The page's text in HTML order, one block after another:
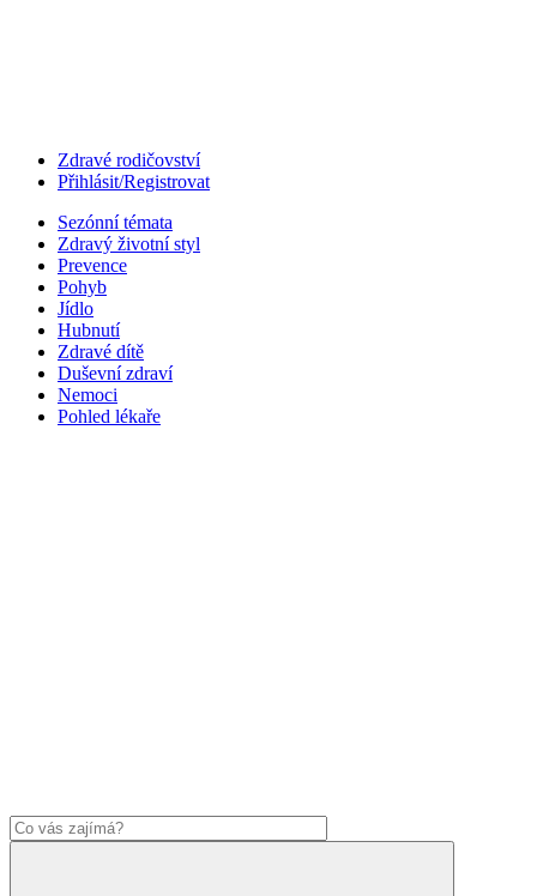
Zdravé rodičovství
Přihlásit/Registrovat
Sezónní témata
Zdravý životní styl
Prevence
Pohyb
Jídlo
Hubnutí
Zdravé dítě
Duševní zdraví
Nemoci
Pohled lékaře